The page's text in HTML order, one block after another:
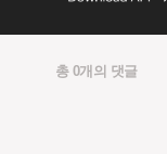
총 0개의 댓글